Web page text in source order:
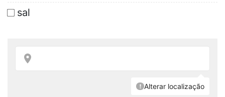
sal